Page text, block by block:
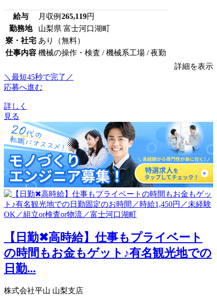
給与 月収例 265,119円
勤務地
山梨県 富士河口湖町
寮・社宅 あり（無料）
仕事内容 機械の操作・検査 / 機械系工場 / 夜勤
詳細を表示
＼最短45秒で完了／
応募へ進む
詳しく
見る
【日勤✖高時給】仕事もプライベート
の時間もお金もゲット♪有名観光地での
日勤...
株式会社平山 山梨支店